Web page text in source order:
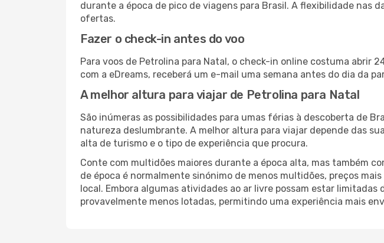
durante a época de pico de viagens para Brasil. A flexibilidade nas
ofertas.
Fazer o check-in antes do voo
Para voos de Petrolina para Natal, o check-in online costuma abrir
com a eDreams, receberá um e-mail uma semana antes do dia da
A melhor altura para viajar de Petrolina para Natal
São inúmeras as possibilidades para umas férias à descoberta de
natureza deslumbrante. A melhor altura para viajar depende das
alta de turismo e o tipo de experiência que procura.
Conte com multidões maiores durante a época alta, mas também
de época é normalmente sinónimo de menos multidões, preços
local. Embora algumas atividades ao ar livre possam estar
provavelmente menos lotadas, permitindo uma experiência mais